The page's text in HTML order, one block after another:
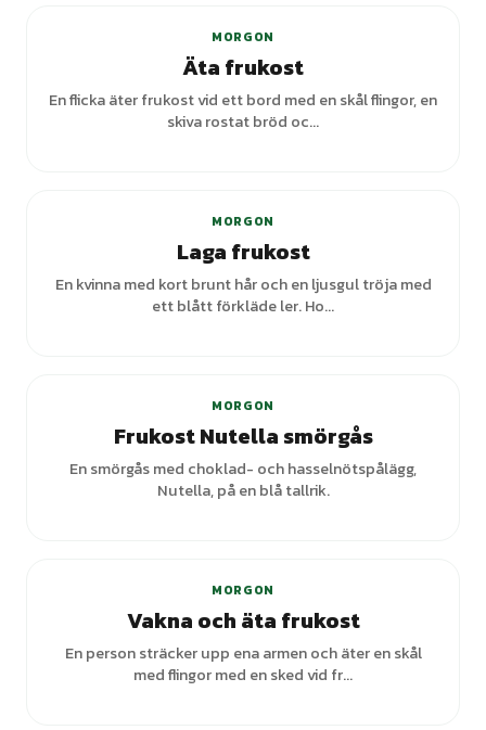
MORGON
Äta frukost
En flicka äter frukost vid ett bord med en skål flingor, en
skiva rostat bröd oc...
MORGON
Laga frukost
En kvinna med kort brunt hår och en ljusgul tröja med
ett blått förkläde ler. Ho...
MORGON
Frukost Nutella smörgås
En smörgås med choklad- och hasselnötspålägg,
Nutella, på en blå tallrik.
MORGON
Vakna och äta frukost
En person sträcker upp ena armen och äter en skål
med flingor med en sked vid fr...